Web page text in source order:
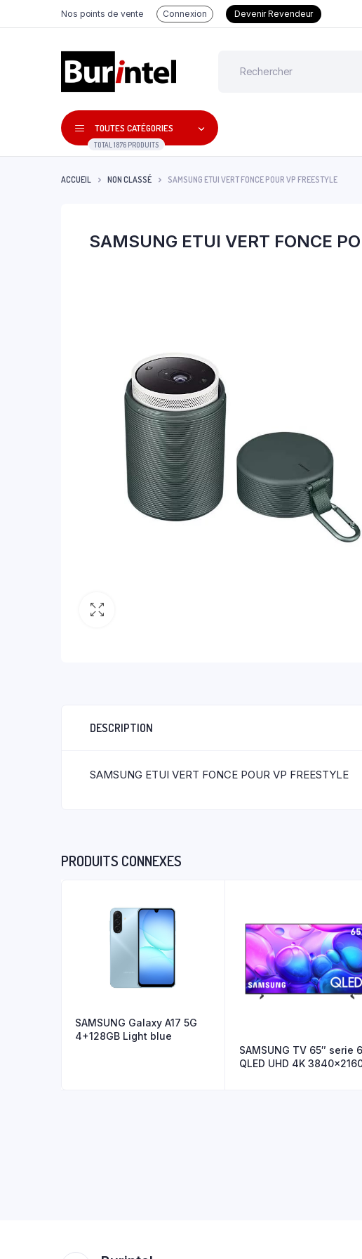
Nos points de vente Connexion Devenir Revendeur
TOUTES CATÉGORIES
TOTAL 1876 PRODUITS
ACCUEIL NON CLASSÉ SAMSUNG ETUI VERT FONCE POUR VP FREESTYLE
SAMSUNG ETUI VERT FONCE
DESCRIPTION
SAMSUNG ETUI VERT FONCE POUR VP FREESTYLE
PRODUITS CONNEXES
SAMSUNG Galaxy A17 5G
4+128GB Light blue
SAMSUNG TV 65″ serie
QLED UHD 4K